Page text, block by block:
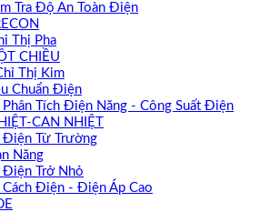
Tra Độ An Toàn Điện
Thị Pha
CHIỀU
Thị Kim
Chuẩn Điện
Phân Tích Điện Năng - Công Suất Điện
CAN NHIỆT
Điện Từ Trường
Năng
Điện Trở Nhỏ
Cách Điện - Điện Áp Cao